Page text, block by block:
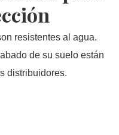
resistentes al agua.
de su suelo están
distribuidores.